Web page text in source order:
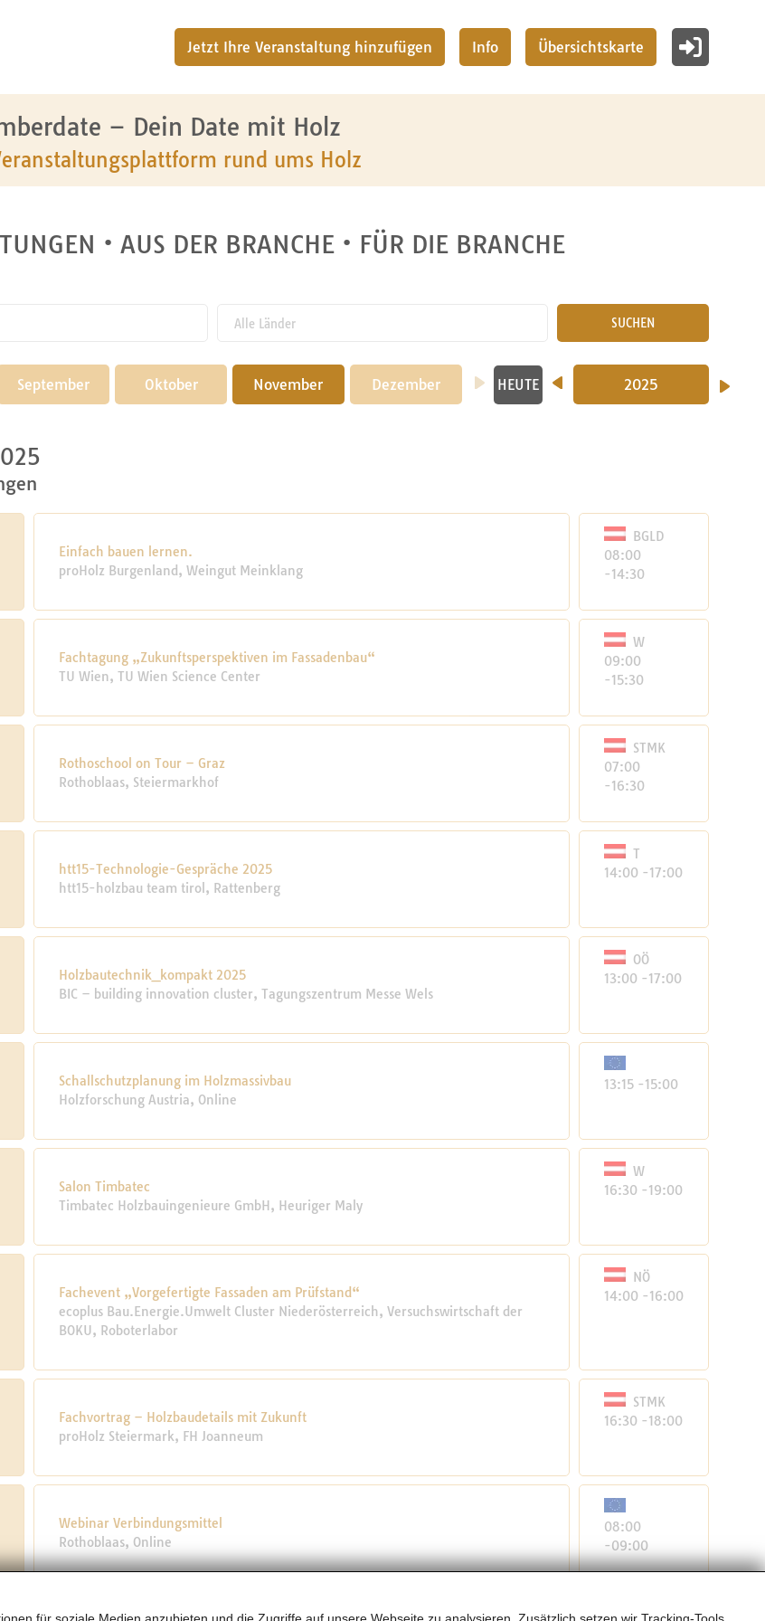
Jetzt Ihre Veranstaltung hinzufügen Info Übersichtskarte
– Dein Date mit Holz
rund ums Holz
• AUS DER BRANCHE • FÜR DIE BRANCHE
SUCHEN
September Oktober November Dezember HEUTE
2024 2025
Einfach bauen lernen.
proHolz Burgenland, Weingut Meinklang
BGLD
08:00
-14:30
Fachtagung „Zukunftsperspektiven im Fassadenbau“
TU Wien, TU Wien Science Center
W
09:00
-15:30
Rothoschool on Tour – Graz
Rothoblaas, Steiermarkhof
STMK
07:00
-16:30
htt15-Technologie-Gespräche 2025
htt15-holzbau team tirol, Rattenberg
T
14:00 -17:00
Holzbautechnik_kompakt 2025
BIC – building innovation cluster, Tagungszentrum Messe Wels
OÖ
13:00 -17:00
Schall­schutz­pla­nung im Holz­mas­sivbau
Holzforschung Austria, Online
13:15 -15:00
Salon Timbatec
Timbatec Holzbauingenieure GmbH, Heuriger Maly
W
16:30 -19:00
Fachevent „Vorgefertigte Fassaden am Prüfstand“
ecoplus Bau.Energie.Umwelt Cluster Niederösterreich, Versuchswirtschaft der
BOKU, Roboterlabor
NÖ
14:00 -16:00
Fachvortrag – Holzbaudetails mit Zukunft
proHolz Steiermark, FH Joanneum
STMK
16:30 -18:00
Webinar Verbindungsmittel
Rothoblaas, Online
08:00
-09:00